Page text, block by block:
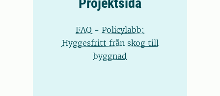
Projektsida
FAQ - Policylabb:
Hyggesfritt från skog till
byggnad